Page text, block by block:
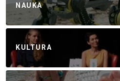
NAUKA
KULTURA